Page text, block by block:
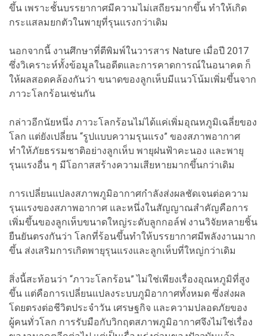
ขึ้น เพราะชั้นบรรยากาศมีความไม่เสถียรมากขึ้น ทำให้เกิด
กระแสลมยกตัวในพายุที่รุนแรงกว่าเดิม
นอกจากนี้ งานศึกษาที่ตีพิมพ์ในวารสาร Nature เมื่อปี 2017
ซึ่งวิเคราะห์ทั้งข้อมูลในอดีตและการคาดการณ์ในอนาคต ก็
ให้ผลสอดคล้องกันว่า ขนาดของลูกเห็บมีแนวโน้มเพิ่มขึ้นจาก
ภาวะโลกร้อนเช่นกัน
กล่าวอีกนัยหนึ่ง ภาวะโลกร้อนไม่ได้แค่เพิ่มอุณหภูมิเฉลี่ยของ
โลก แต่ยังเปลี่ยน “รูปแบบความรุนแรง” ของสภาพอากาศ
ทำให้ภัยธรรมชาติอย่างลูกเห็บ พายุฝนฟ้าคะนอง และพายุ
รุนแรงอื่น ๆ มีโอกาสสร้างความเสียหายมากขึ้นกว่าเดิม
การเปลี่ยนแปลงสภาพภูมิอากาศกำลังส่งผลชัดเจนต่อความ
รุนแรงของสภาพอากาศ และหนึ่งในสัญญาณสำคัญคือการ
เพิ่มขึ้นของลูกเห็บขนาดใหญ่ระดับลูกกอล์ฟ งานวิจัยหลายชิ้น
ยืนยันตรงกันว่า โลกที่ร้อนขึ้นทำให้บรรยากาศมีพลังงานมาก
ขึ้น ส่งเสริมการเกิดพายุรุนแรงและลูกเห็บที่ใหญ่กว่าเดิม
สิ่งนี้สะท้อนว่า “ภาวะโลกร้อน” ไม่ใช่เพียงเรื่องอุณหภูมิที่สูง
ขึ้น แต่คือการเปลี่ยนแปลงระบบภูมิอากาศทั้งหมด ซึ่งส่งผล
โดยตรงต่อชีวิตประจำวัน เศรษฐกิจ และความปลอดภัยของ
ผู้คนทั่วโลก การรับมือกับวิกฤตสภาพภูมิอากาศจึงไม่ใช่เรื่อง